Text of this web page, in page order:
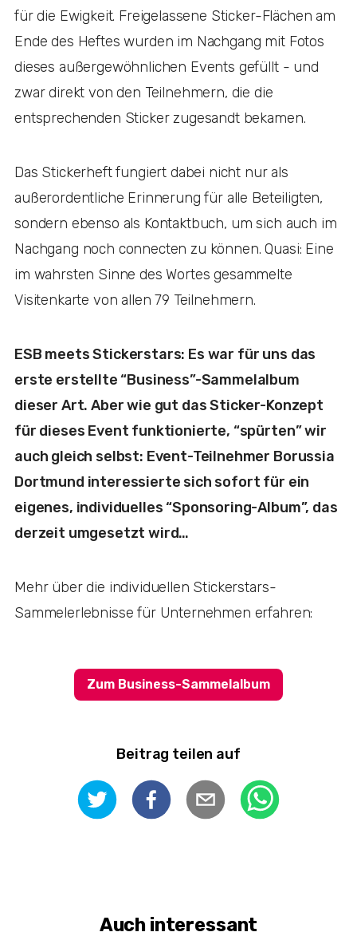
für die Ewigkeit. Freigelassene Sticker-Flächen am
Ende des Heftes wurden im Nachgang mit Fotos
dieses außergewöhnlichen Events gefüllt - und
zwar direkt von den Teilnehmern, die die
entsprechenden Sticker zugesandt bekamen.
Das Stickerheft fungiert dabei nicht nur als
außerordentliche Erinnerung für alle Beteiligten,
sondern ebenso als Kontaktbuch, um sich auch im
Nachgang noch connecten zu können. Quasi: Eine
im wahrsten Sinne des Wortes gesammelte
Visitenkarte von allen 79 Teilnehmern.
ESB meets Stickerstars: Es war für uns das
erste erstellte “Business”-Sammelalbum
dieser Art. Aber wie gut das Sticker-Konzept
für dieses Event funktionierte, “spürten” wir
auch gleich selbst: Event-Teilnehmer Borussia
Dortmund interessierte sich sofort für ein
eigenes, individuelles “Sponsoring-Album”, das
derzeit umgesetzt wird…
Mehr über die individuellen Stickerstars-
Sammelerlebnisse für Unternehmen erfahren:
Zum Business-Sammelalbum
Beitrag teilen auf
Auch interessant